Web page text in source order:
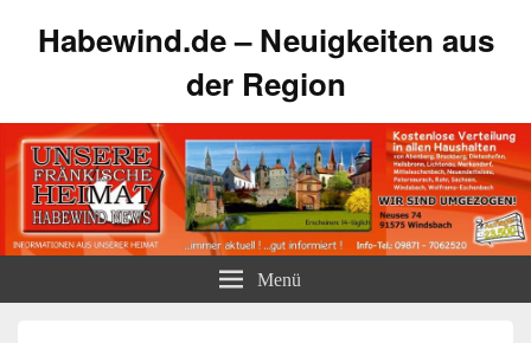
Habewind.de – Neuigkeiten aus
der Region
Menü